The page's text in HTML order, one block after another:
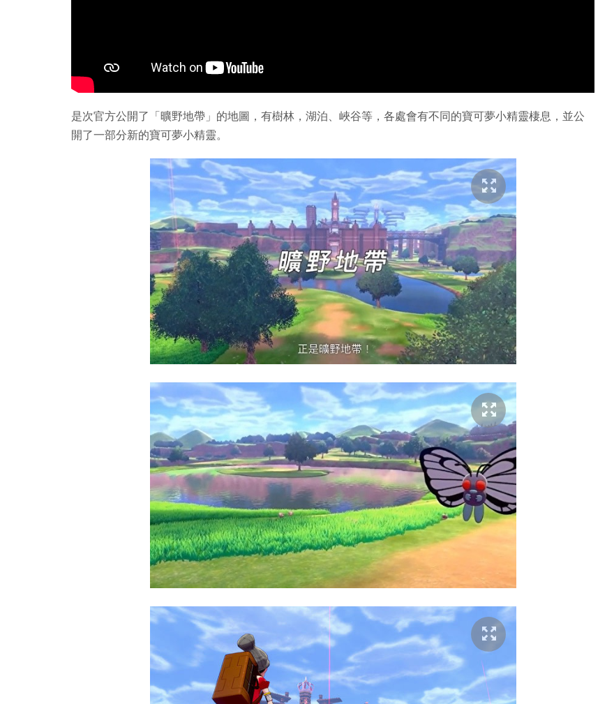
是次官方公開了「曠野地帶」的地圖，有樹林，湖泊、峽谷等，各處會有不同的寶可夢小精靈棲息，並公
開了一部分新的寶可夢小精靈。